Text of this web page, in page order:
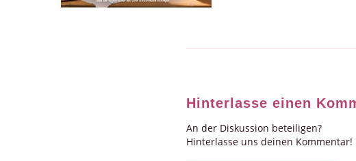
Hinterlasse einen
An der Diskussion beteiligen?
Hinterlasse uns deinen Kommentar!